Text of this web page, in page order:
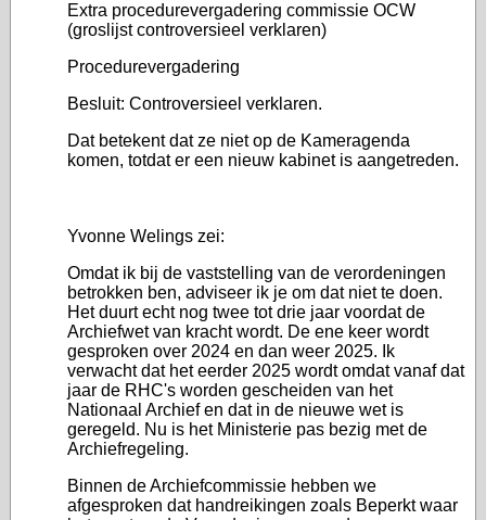
Extra procedurevergadering commissie OCW
(groslijst controversieel verklaren)
Procedurevergadering
Besluit: Controversieel verklaren.
Dat betekent dat ze niet op de Kameragenda
komen, totdat er een nieuw kabinet is aangetreden.
Yvonne Welings zei:
Omdat ik bij de vaststelling van de verordeningen
betrokken ben, adviseer ik je om dat niet te doen.
Het duurt echt nog twee tot drie jaar voordat de
Archiefwet van kracht wordt. De ene keer wordt
gesproken over 2024 en dan weer 2025. Ik
verwacht dat het eerder 2025 wordt omdat vanaf dat
jaar de RHC's worden gescheiden van het
Nationaal Archief en dat in de nieuwe wet is
geregeld. Nu is het Ministerie pas bezig met de
Archiefregeling.
Binnen de Archiefcommissie hebben we
afgesproken dat handreikingen zoals Beperkt waar